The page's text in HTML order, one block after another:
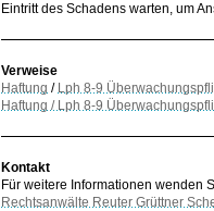
Eintritt des Schadens warten, um
Verweise
Haftung / Lph 8-9
Haftung / Lph 8-9
Kontakt
Für weitere Informationen wenden
Rechtsanwälte Reuter Grüttner